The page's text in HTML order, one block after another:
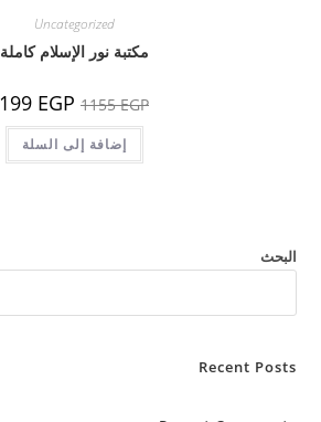
Uncategorized
مكتبة نور الإسلام كاملة
1155EGP السعر
الأصلي
هو:
1155 EGP.
199 EGP
إضافة إلى السلة
البحث
Recent Posts